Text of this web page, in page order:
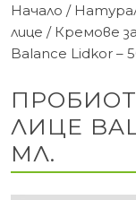
Начало /
лице / Кремове
Balance Lidkor –
ЛИЦЕ
МЛ.